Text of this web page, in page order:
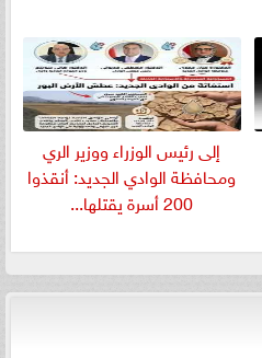
إلى رئيس الوزراء ووزير الري
ومحافظة الوادي الجديد: أنقذوا
200 أسرة يقتلها...